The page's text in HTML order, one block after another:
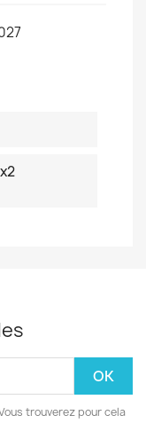
trouverez pour cela